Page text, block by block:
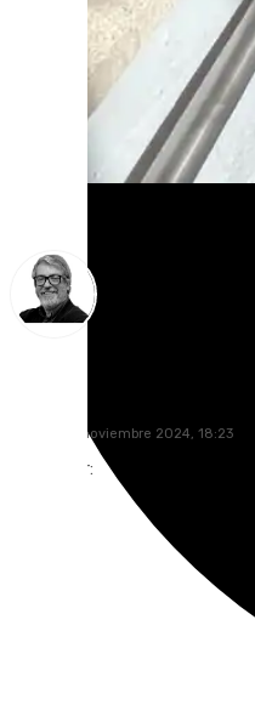
viernes, 15 noviembre 2024, 18:23
Compartir: